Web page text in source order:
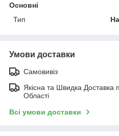
Основні
Тип
Умови доставки
Самовивіз
Якісна та Швидка Доставка
Області
Всі умови доставки